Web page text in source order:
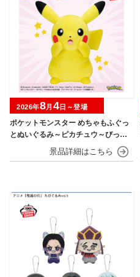
ポケットモンスター めちゃもふぐっ
とぬいぐるみ～ピカチュウ～びっく
2026年8月 4日～登場